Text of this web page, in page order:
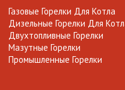
Газовые Горелки Для Котла
Дизельные Горелки Для
Двухтопливные Горелки
Мазутные Горелки
Промышленные Горелки